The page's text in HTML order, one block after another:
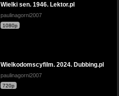
Wielki sen. 1946. Lektor.pl
paulinagorni2007
1080p
Wielkodomscyfilm. 2024. Dubbing.pl
paulinagorni2007
720p